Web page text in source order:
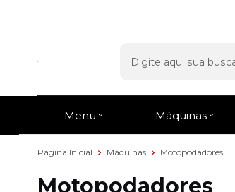
Menu Máquinas
Página Inicial Máquinas Motopodadores
Motopodadores